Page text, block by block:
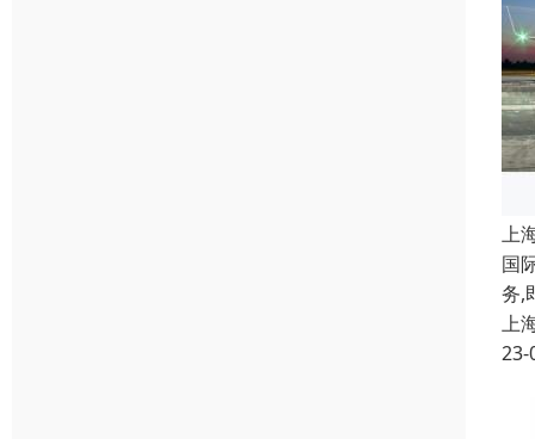
上
国
务,
上
23-